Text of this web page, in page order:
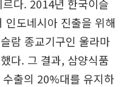
다. 2014년 한국이슬
도네시아 진출을 위해
람 종교기구인 울라마
다. 그 결과, 삼양식품
출의 20%대를 유지하